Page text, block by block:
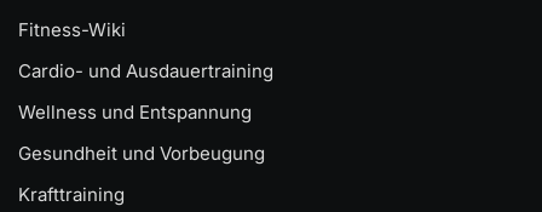
Fitness-Wiki
Cardio- und Ausdauertraining
Wellness und Entspannung
Gesundheit und Vorbeugung
Krafttraining